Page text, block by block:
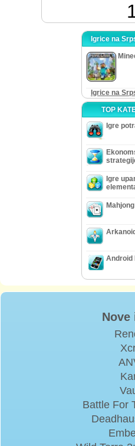
Igrice na
Igrice na
TOP
Igre
Igre
Android
Nove
Battle For